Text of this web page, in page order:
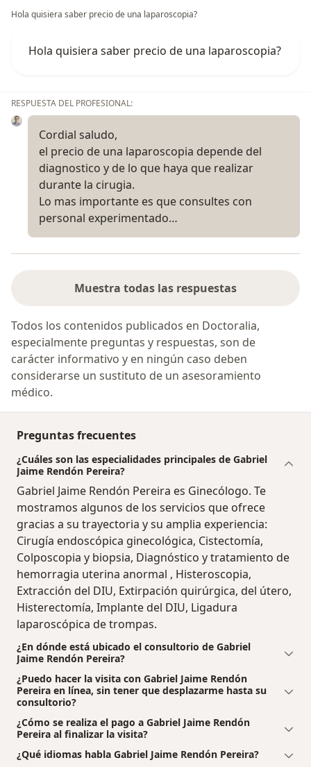
Hola quisiera saber precio de una laparoscopia?
Hola quisiera saber precio de una laparoscopia?
RESPUESTA DEL PROFESIONAL:
Cordial saludo,
el precio de una laparoscopia depende del
diagnostico y de lo que haya que realizar
durante la cirugia.
Lo mas importante es que consultes con
personal experimentado…
Muestra todas las respuestas
Todos los contenidos publicados en Doctoralia,
especialmente preguntas y respuestas, son de
carácter informativo y en ningún caso deben
considerarse un sustituto de un asesoramiento
médico.
Preguntas frecuentes
¿Cuáles son las especialidades principales de Gabriel
Jaime Rendón Pereira?
Gabriel Jaime Rendón Pereira es Ginecólogo. Te
mostramos algunos de los servicios que ofrece
gracias a su trayectoria y su amplia experiencia:
Cirugía endoscópica ginecológica, Cistectomía,
Colposcopia y biopsia, Diagnóstico y tratamiento de
hemorragia uterina anormal , Histeroscopia,
Extracción del DIU, Extirpación quirúrgica, del útero,
Histerectomía, Implante del DIU, Ligadura
laparoscópica de trompas.
¿En dónde está ubicado el consultorio de Gabriel
Jaime Rendón Pereira?
¿Puedo hacer la visita con Gabriel Jaime Rendón
Pereira en línea, sin tener que desplazarme hasta su
consultorio?
¿Cómo se realiza el pago a Gabriel Jaime Rendón
Pereira al finalizar la visita?
¿Qué idiomas habla Gabriel Jaime Rendón Pereira?